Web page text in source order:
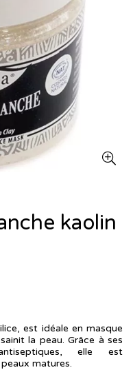
kaolin
est idéale en masque
la peau. Grâce à ses
elle est
matures.